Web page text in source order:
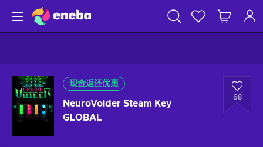
现金返还优惠
NeuroVoider Steam Key
GLOBAL
68